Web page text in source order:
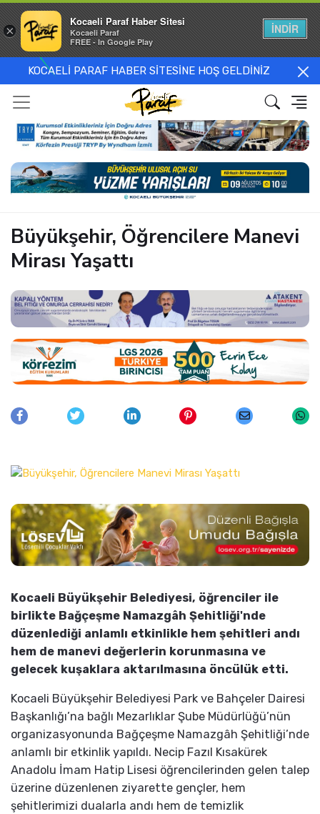
KOCAELİ PARAF HABER SİTESİNE HOŞ GELDİNİZ
Büyükşehir, Öğrencilere Manevi
Mirası Yaşattı
Kocaeli Büyükşehir Belediyesi, öğrenciler ile
birlikte Bağçeşme Namazgâh Şehitliği'nde
düzenlediği anlamlı etkinlikle hem şehitleri andı
hem de manevi değerlerin korunmasına ve
gelecek kuşaklara aktarılmasına öncülük etti.
Kocaeli Büyükşehir Belediyesi Park ve Bahçeler Dairesi
Başkanlığı’na bağlı Mezarlıklar Şube Müdürlüğü’nün
organizasyonunda Bağçeşme Namazgâh Şehitliği’nde
anlamlı bir etkinlik yapıldı. Necip Fazıl Kısakürek
Anadolu İmam Hatip Lisesi öğrencilerinden gelen talep
üzerine düzenlenen ziyarette gençler, hem
şehitlerimizi dualarla andı hem de temizlik
×
Kocaeli Paraf Haber Sitesi
Kocaeli Paraf
FREE - In Google Play
İNDİR